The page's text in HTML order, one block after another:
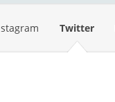
Twitter